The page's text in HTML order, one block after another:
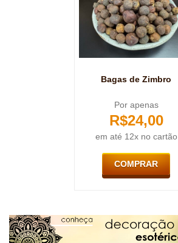
Bagas de Zimbro
Por apenas
R$24,00
em até 12x no cartão
COMPRAR